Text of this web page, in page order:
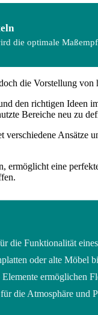
die optimale
die Vorstellung von
den richtigen Ideen
Bereiche neu zu
verschiedene
ermöglicht eine
die Funktionalität
oder alte Möbel
ermöglichen
die Atmosphäre und